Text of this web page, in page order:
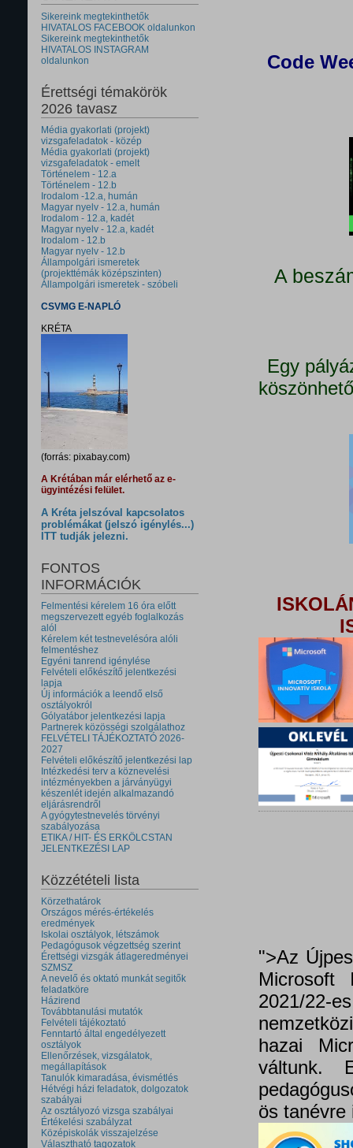
Sikereink megtekinthetők
HIVATALOS FACEBOOK oldalunkon
Sikereink megtekinthetők
HIVATALOS INSTAGRAM
oldalunkon
Érettségi témakörök
2026 tavasz
Média gyakorlati (projekt)
vizsgafeladatok - közép
Média gyakorlati (projekt)
vizsgafeladatok - emelt
Történelem - 12.a
Történelem - 12.b
Irodalom -12.a, humán
Magyar nyelv - 12.a, humán
Irodalom - 12.a, kadét
Magyar nyelv - 12.a, kadét
Irodalom - 12.b
Magyar nyelv - 12.b
Állampolgári ismeretek
(projekttémák középszinten)
Állampolgári ismeretek - szóbeli
CSVMG E-NAPLÓ
KRÉTA
(forrás: pixabay.com)
A Krétában már elérhető az e-
ügyintézési felület.
A Kréta jelszóval kapcsolatos
problémákat (jelszó igénylés...)
ITT tudják jelezni.
FONTOS
INFORMÁCIÓK
Felmentési kérelem 16 óra előtt
megszervezett egyéb foglalkozás
alól
Kérelem két testnevelésóra alóli
felmentéshez
Egyéni tanrend igénylése
Felvételi előkészítő jelentkezési
lapja
Új információk a leendő első
osztályokról
Gólyatábor jelentkezési lapja
Partnerek közösségi szolgálathoz
FELVÉTELI TÁJÉKOZTATÓ 2026-
2027
Felvételi előkészítő jelentkezési lap
Intézkedési terv a köznevelési
intézményekben a járványügyi
készenlét idején alkalmazandó
eljárásrendről
A gyógytestnevelés törvényi
szabályozása
ETIKA / HIT- ÉS ERKÖLCSTAN
JELENTKEZÉSI LAP
Közzétételi lista
Körzethatárok
Országos mérés-értékelés
eredmények
Iskolai osztályok, létszámok
Pedagógusok végzettség szerint
Érettségi vizsgák átlageredményei
SZMSZ
A nevelő és oktató munkát segitők
feladatköre
Házirend
Továbbtanulási mutatók
Felvételi tájékoztató
Fenntartó által engedélyezett
osztályok
Ellenőrzések, vizsgálatok,
megállapítások
Tanulók kimaradása, évismétlés
Hétvégi házi feladatok, dolgozatok
szabályai
Az osztályozó vizsga szabályai
Értékelési szabályzat
Középiskolák visszajelzése
Választható tagozatok
Code
A
Egy
">Az
Microsoft
2021/
hazai
váltunk.
ös tanévre